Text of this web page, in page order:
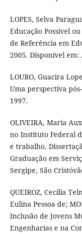
LOPES, Selva
Educação Possível
de Referência em
2005. Disponível em:
LOURO, Guacira
Uma perspectiva
1997.
OLIVEIRA, Maria
no Instituto Federal
e trabalho.
Graduação em
Sergipe, São
QUEIROZ, Cecília
Eulina Pessoa de;
Inclusão de Jovens
Engenharias e na